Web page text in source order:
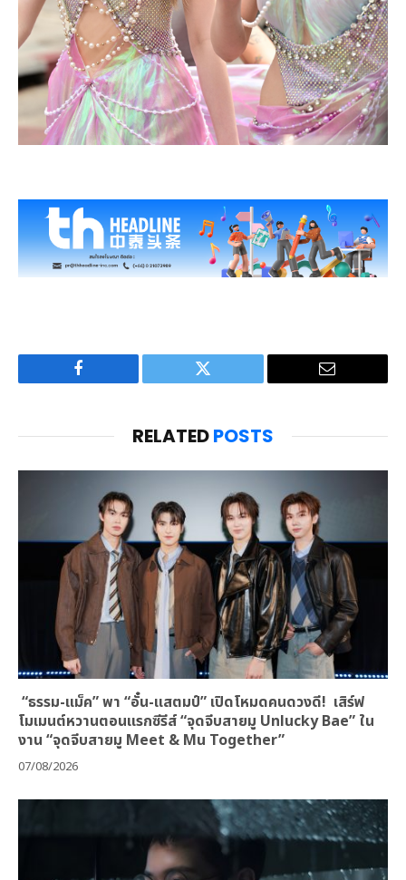
Facebook Twitter Email
RELATEDPOSTS
“ธรรม-แม็ค” พา “อั๋น-แสตมป์” เปิดโหมดคนดวงดี! เสิร์ฟ
โมเมนต์หวานตอนแรกซีรีส์ “จุดจีบสายมู Unlucky Bae” ใน
งาน “จุดจีบสายมู Meet & Mu Together”
07/08/2026